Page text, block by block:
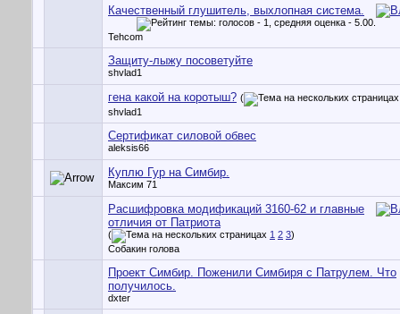
Качественный глушитель, выхлопная система.
Tehcom
Защиту-лыжу посоветуйте
shvlad1
гена какой на коротыш? (
shvlad1
Сертификат силовой обвес
aleksis66
Куплю Гур на Симбир.
Максим 71
Расшифровка модификаций 3160-62 и главные
отличия от Патриота
( 1 2 3)
Собакин голова
Проект Симбир. Поженили Симбиря с Патрулем. Что
получилось.
dxter